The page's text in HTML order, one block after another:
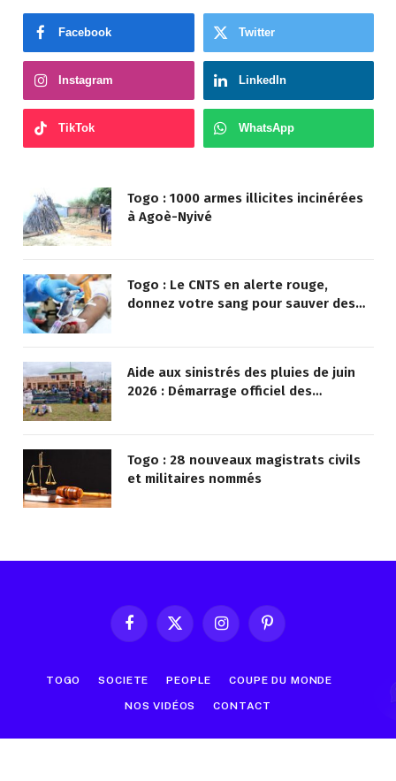
Facebook Twitter
Instagram LinkedIn
TikTok WhatsApp
Togo : 1000 armes illicites incinérées
à Agoè-Nyivé
Togo : Le CNTS en alerte rouge,
donnez votre sang pour sauver des
Aide aux sinistrés des pluies de juin
2026 : Démarrage officiel des
Togo : 28 nouveaux magistrats civils
et militaires nommés
FacebookX
InstagramPinterest
TOGO SOCIETE PEOPLE COUPE DU MONDE
NOS VIDÉOS CONTACT